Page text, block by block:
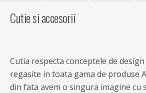
Cutie si accesorii
Cutia respecta conceptele de
regasite in toata gama de produse
din fata avem o singura imagine cu